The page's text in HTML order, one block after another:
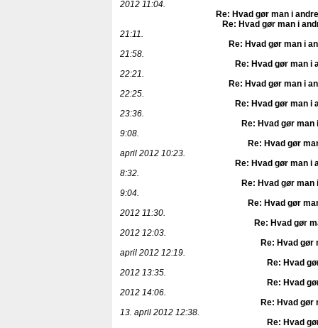
2012 11:04.
Re: Hvad gør man i
Re: Hvad gør man i
21:11.
Re: Hvad gør man i
21:58.
Re: Hvad gør man i
22:21.
Re: Hvad gør man i
22:25.
Re: Hvad gør man i
23:36.
Re: Hvad gør man
9:08.
Re: Hvad gør
april 2012 10:23.
Re: Hvad gør man i
8:32.
Re: Hvad gør man
9:04.
Re: Hvad gør
2012 11:30.
Re: Hvad gør
2012 12:03.
Re: Hvad gør
april 2012 12:19.
Re: Hvad
2012 13:35.
Re: Hvad
2012 14:06.
Re: Hvad gør
13. april 2012 12:38.
Re: Hvad